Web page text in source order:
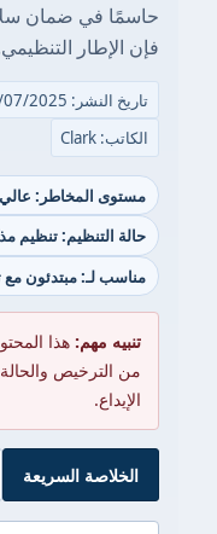
حاسمًا في ضمان
فإن الإطار
تاريخ النشر: 11/07/2025
الكاتب: Clark
مستوى المخاطر: عالي
حالة التنظيم: تنظيم
مناسب لـ: مبتدئون
تنبيه مهم: هذا
من الترخيص
الإيداع.
الخلاصة السريعة